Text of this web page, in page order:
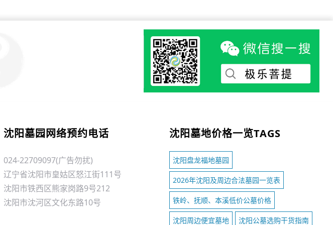
沈阳墓园网络预约电话
024-22709097(广告勿扰)
辽宁省沈阳市皇姑区怒江街111号
沈阳市铁西区熊家岗路9号212
沈阳市沈河区文化东路10号
沈阳墓地价格一览TAGS
沈阳盘龙福地墓园
2026年沈阳及周边合法墓园一览表
铁岭、抚顺、本溪低价公墓价格
沈阳周边便宜墓地 沈阳公墓选购干货指南